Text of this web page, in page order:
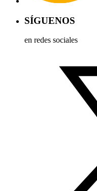
SÍGUENOS
en redes sociales